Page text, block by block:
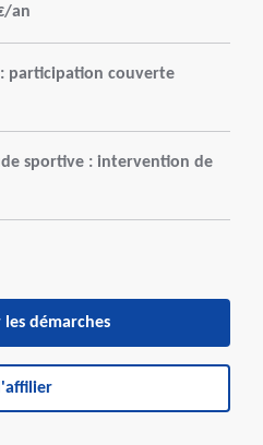
an
participation couverte
sportive : intervention de
démarches